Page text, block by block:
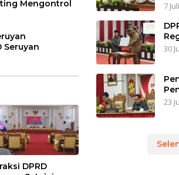
Mengontrol
Seruyan
DPRD
7
30
23